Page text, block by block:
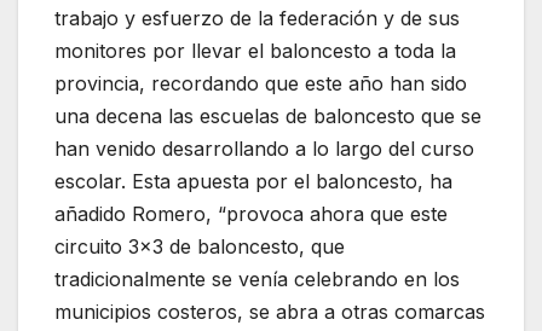
trabajo y esfuerzo de la federación y de sus
monitores por llevar el baloncesto a toda la
provincia, recordando que este año han sido
una decena las escuelas de baloncesto que se
han venido desarrollando a lo largo del curso
escolar. Esta apuesta por el baloncesto, ha
añadido Romero, “provoca ahora que este
circuito 3×3 de baloncesto, que
tradicionalmente se venía celebrando en los
municipios costeros, se abra a otras comarcas